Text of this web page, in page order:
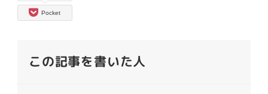
Pocket
この記事を書いた人